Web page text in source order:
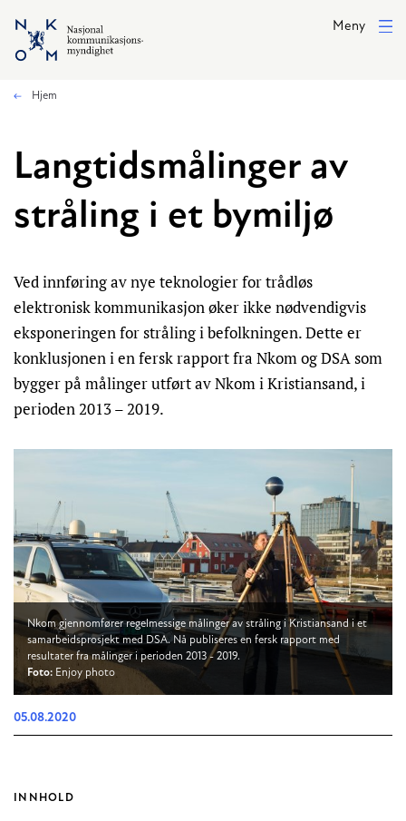
Hopp til hovedinnhold
Meny
Hjem
Langtidsmålinger av
stråling i et bymiljø
Ved innføring av nye teknologier for trådløs
elektronisk kommunikasjon øker ikke nødvendigvis
eksponeringen for stråling i befolkningen. Dette er
konklusjonen i en fersk rapport fra Nkom og DSA som
bygger på målinger utført av Nkom i Kristiansand, i
perioden 2013 – 2019.
Nkom gjennomfører regelmessige målinger av stråling i Kristiansand i et
samarbeidsprosjekt med DSA. Nå publiseres en fersk rapport med
resultater fra målinger i perioden 2013 - 2019.
Foto: Enjoy photo
05.08.2020
INNHOLD